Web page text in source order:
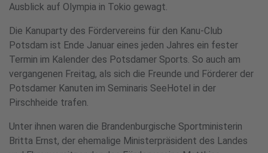
Ausblick auf Olympia in Tokio gewagt.
Die Kanuparty des Fördervereins für den Kanu-Club
Potsdam ist Ende Januar eines jeden Jahres ein fester
Termin im Kalender des Potsdamer Sports. So auch am
vergangenen Freitag, als sich die Freunde und Förderer der
Potsdamer Kanuten im Seminaris SeeHotel in der
Pirschheide trafen.
Unter ihnen waren die Brandenburgische Sportministerin
Britta Ernst, der ehemalige Ministerpräsident des Landes